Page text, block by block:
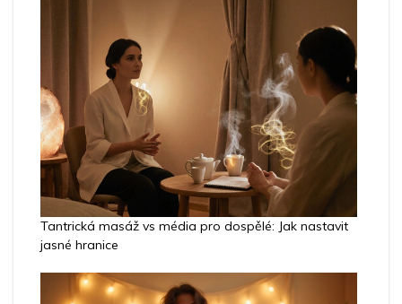
Tantrická masáž vs média pro dospělé: Jak nastavit
jasné hranice